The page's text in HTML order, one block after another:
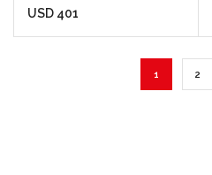
USD 401
1 2